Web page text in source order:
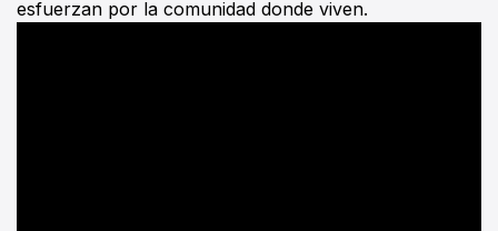
esfuerzan por la comunidad donde viven.